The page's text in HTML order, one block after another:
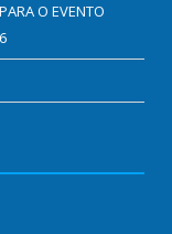
O EVENTO